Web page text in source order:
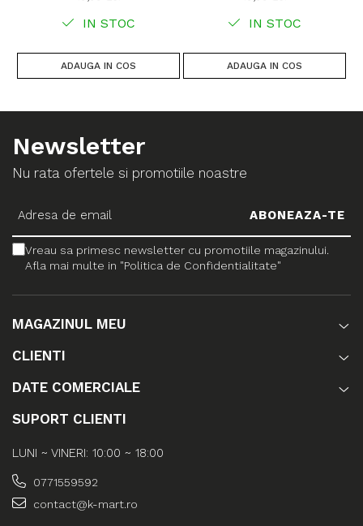
IN STOC
ADAUGA IN COS
IN STOC
ADAUGA IN COS
Newsletter
Nu rata ofertele si promotiile noastre
Vreau sa primesc newsletter cu promotiile magazinului.
Afla mai multe in "Politica de Confidentialitate"
MAGAZINUL MEU
CLIENTI
DATE COMERCIALE
SUPORT CLIENTI
LUNI ~ VINERI: 10:00 ~ 18:00
0771559592
contact@k-mart.ro